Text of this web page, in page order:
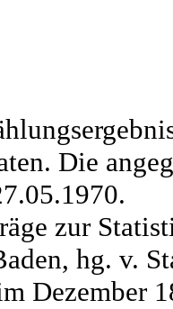
Die
zur
hg. v.
Dezember